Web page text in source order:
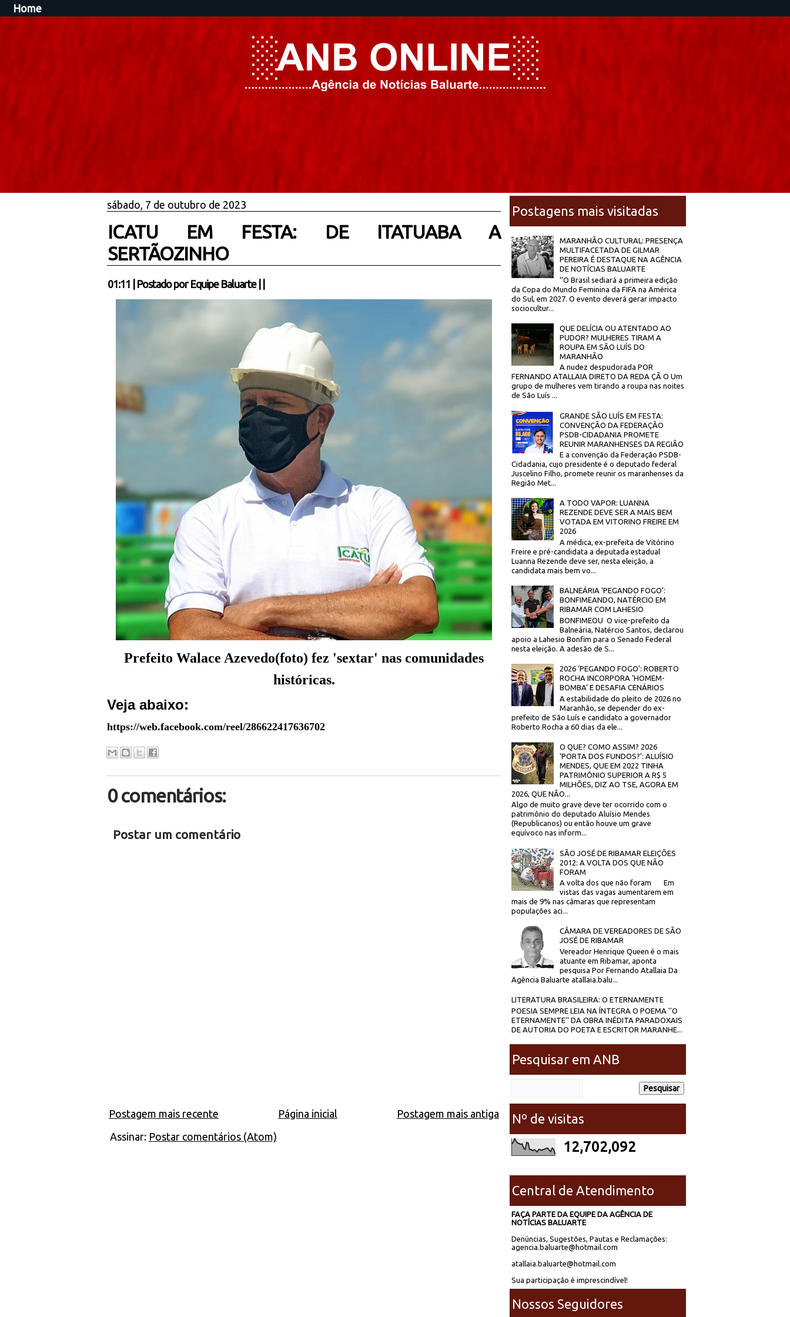
Home
sábado, 7 de outubro de 2023
ICATU EM FESTA: DE ITATUABA A
SERTÃOZINHO
01:11 Postado por Equipe Baluarte
Prefeito Walace Azevedo(foto) fez 'sextar' nas comunidades
históricas.
Veja abaixo:
https://web.facebook.com/reel/286622417636702
0 comentários:
Postar um comentário
Postagem mais recente Postagem mais antiga
Página inicial
Assinar: Postar comentários (Atom)
Postagens mais visitadas
MARANHÃO CULTURAL: PRESENÇA
MULTIFACETADA DE GILMAR
PEREIRA É DESTAQUE NA AGÊNCIA
DE NOTÍCIAS BALUARTE
‘’O Brasil sediará a primeira edição
da Copa do Mundo Feminina da FIFA na América
do Sul, em 2027. O evento deverá gerar impacto
sociocultur...
QUE DELÍCIA OU ATENTADO AO
PUDOR? MULHERES TIRAM A
ROUPA EM SÃO LUÍS DO
MARANHÃO
A nudez despudorada POR
FERNANDO ATALLAIA DIRETO DA REDA ÇÃ O Um
grupo de mulheres vem tirando a roupa nas noites
de São Luís ...
GRANDE SÃO LUÍS EM FESTA:
CONVENÇÃO DA FEDERAÇÃO
PSDB-CIDADANIA PROMETE
REUNIR MARANHENSES DA REGIÃO
E a convenção da Federação PSDB-
Cidadania, cujo presidente é o deputado federal
Juscelino Filho, promete reunir os maranhenses da
Região Met...
A TODO VAPOR: LUANNA
REZENDE DEVE SER A MAIS BEM
VOTADA EM VITORINO FREIRE EM
2026
A médica, ex-prefeita de Vitórino
Freire e pré-candidata a deputada estadual
Luanna Rezende deve ser, nesta eleição, a
candidata mais bem vo...
BALNEÁRIA ‘PEGANDO FOGO’:
BONFIMEANDO, NATÉRCIO EM
RIBAMAR COM LAHESIO
BONFIMEOU O vice-prefeito da
Balneária, Natércio Santos, declarou
apoio a Lahesio Bonfim para o Senado Federal
nesta eleição. A adesão de S...
2026 ‘PEGANDO FOGO’: ROBERTO
ROCHA INCORPORA ‘HOMEM-
BOMBA’ E DESAFIA CENÁRIOS
A estabilidade do pleito de 2026 no
Maranhão, se depender do ex-
prefeito de São Luís e candidato a governador
Roberto Rocha a 60 dias da ele...
O QUE? COMO ASSIM? 2026
‘PORTA DOS FUNDOS?’: ALUÍSIO
MENDES, QUE EM 2022 TINHA
PATRIMÔNIO SUPERIOR A R$ 5
MILHÕES, DIZ AO TSE, AGORA EM
2026, QUE NÃO...
Algo de muito grave deve ter ocorrido com o
patrimônio do deputado Aluísio Mendes
(Republicanos) ou então houve um grave
equívoco nas inform...
SÃO JOSÉ DE RIBAMAR ELEIÇÕES
2012: A VOLTA DOS QUE NÃO
FORAM
A volta dos que não foram Em
vistas das vagas aumentarem em
mais de 9% nas câmaras que representam
populações aci...
CÂMARA DE VEREADORES DE SÃO
JOSÉ DE RIBAMAR
Vereador Henrique Queen é o mais
atuante em Ribamar, aponta
pesquisa Por Fernando Atallaia Da
Agência Baluarte atallaia.balu...
LITERATURA BRASILEIRA: O ETERNAMENTE
POESIA SEMPRE LEIA NA ÍNTEGRA O POEMA ''O
ETERNAMENTE'' DA OBRA INÉDITA PARADOXAIS
DE AUTORIA DO POETA E ESCRITOR MARANHE...
Pesquisar em ANB
Nº de visitas
12,702,092
Central de Atendimento
FAÇA PARTE DA EQUIPE DA AGÊNCIA DE
NOTÍCIAS BALUARTE
Denúncias, Sugestões, Pautas e Reclamações:
agencia.baluarte@hotmail.com
atallaia.baluarte@hotmail.com
Sua participação é imprescindível!
Nossos Seguidores